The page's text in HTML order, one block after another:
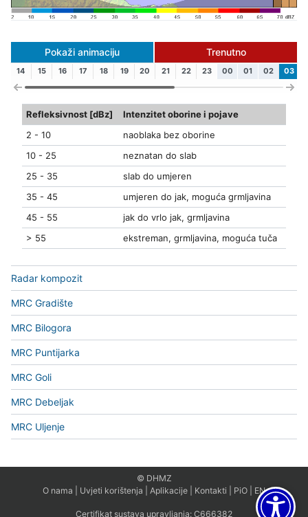
Pokaži animaciju Trenutno
14 15 16 17 18 19 20 21 22 23 00 01 02 03
Refleksivnost [dBz]
Intenzitet oborine i pojave
2 - 10
naoblaka bez oborine
10 - 25
neznatan do slab
25 - 35
slab do umjeren
35 - 45
umjeren do jak, moguća grmljavina
45 - 55
jak do vrlo jak, grmljavina
> 55
ekstreman, grmljavina, moguća tuča
Radar kompozit
MRC Gradište
MRC Bilogora
MRC Puntijarka
MRC Goli
MRC Debeljak
MRC Uljenje
© DHMZ
O nama
Uvjeti korištenja Aplikacije Kontakti PiO EN
Certifikat sustava upravljanja: C666382